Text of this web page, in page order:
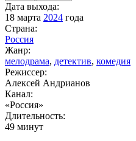
Дата выхода:
18 марта 2024 года
Страна:
Россия
Жанр:
мелодрама, детектив, комедия
Режиссер:
Алексей Андрианов
Канал:
«Россия»
Длительность:
49 минут